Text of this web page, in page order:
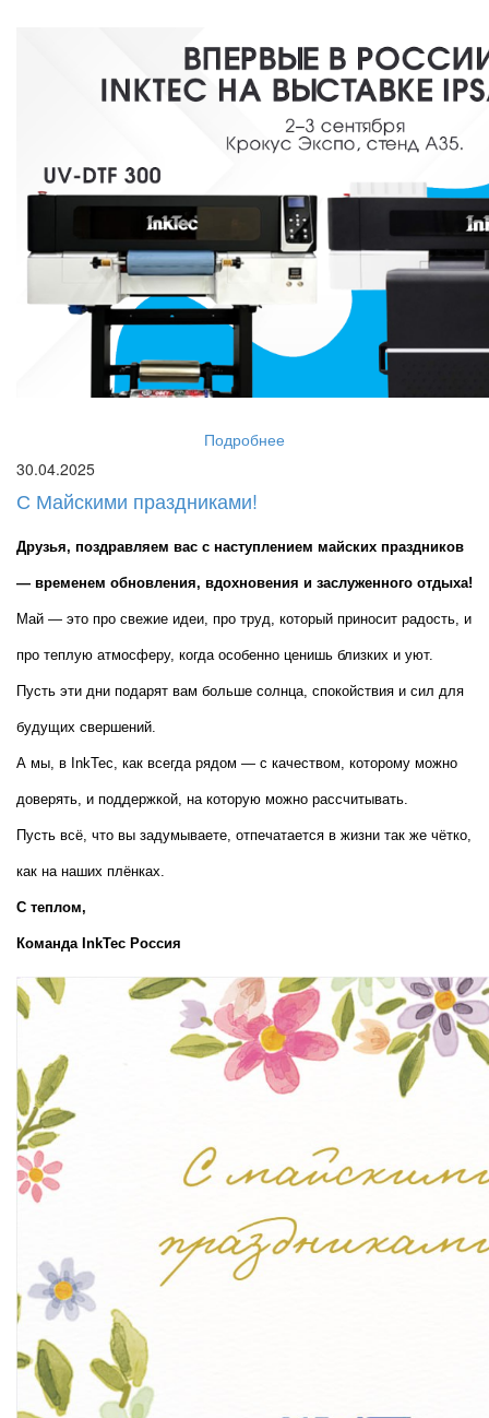
Подробнее
30.04.2025
С Майскими праздниками!
Друзья, поздравляем вас с наступлением майских праздников
— временем обновления, вдохновения и заслуженного отдыха!
Май — это про свежие идеи, про труд, который приносит радость, и
про теплую атмосферу, когда особенно ценишь близких и уют.
Пусть эти дни подарят вам больше солнца, спокойствия и сил для
будущих свершений.
А мы, в InkTec, как всегда рядом — с качеством, которому можно
доверять, и поддержкой, на которую можно рассчитывать.
Пусть всё, что вы задумываете, отпечатается в жизни так же чётко,
как на наших плёнках.
С теплом,
Команда InkTec Россия